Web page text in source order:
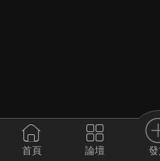
首頁 論壇